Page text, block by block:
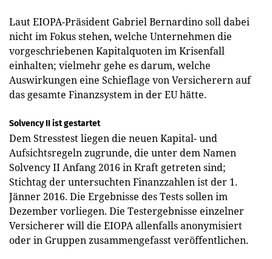
Laut EIOPA-Präsident Gabriel Bernardino soll dabei
nicht im Fokus stehen, welche Unternehmen die
vorgeschriebenen Kapitalquoten im Krisenfall
einhalten; vielmehr gehe es darum, welche
Auswirkungen eine Schieflage von Versicherern auf
das gesamte ­Finanzsystem in der EU hätte.
Solvency II ist gestartet
Dem Stresstest liegen die neuen ­Kapital- und
Aufsichtsregeln zugrunde, die unter dem Namen
Solvency II Anfang 2016 in Kraft getreten sind;
Stichtag der untersuchten Finanzzahlen ist der 1.
Jänner 2016. Die Ergebnisse des Tests sollen im
Dezember vorliegen. Die Testergebnisse einzelner
Versicherer will die EIOPA allenfalls anonymisiert
oder in Gruppen zusammengefasst veröffentlichen.